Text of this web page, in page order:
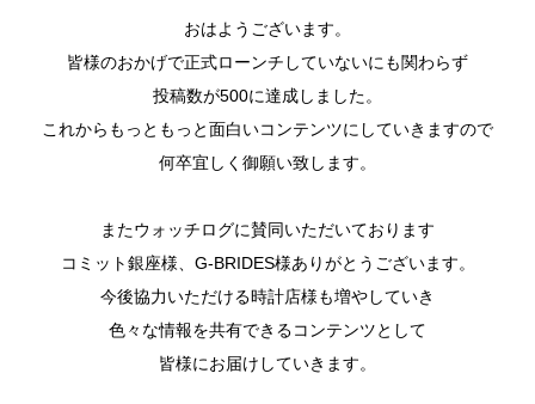
おはようございます。
皆様のおかげで正式ローンチしていないにも関わらず
投稿数が500に達成しました。
これからもっともっと面白いコンテンツにしていきますので
何卒宜しく御願い致します。
またウォッチログに賛同いただいております
コミット銀座様、G-BRIDES様ありがとうございます。
今後協力いただける時計店様も増やしていき
色々な情報を共有できるコンテンツとして
皆様にお届けしていきます。